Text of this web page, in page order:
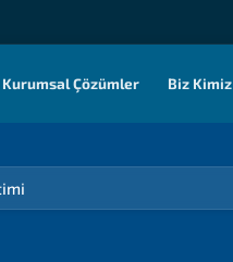
Kurumsal Çözümler Biz Kimiz